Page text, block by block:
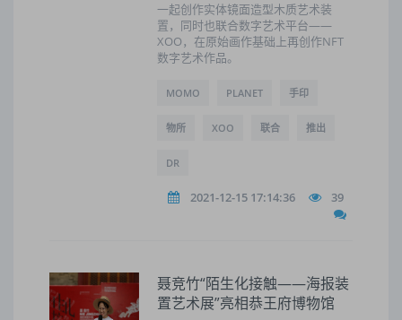
一起创作实体镜面造型木质艺术装
置，同时也联合数字艺术平台——
XOO，在原始画作基础上再创作NFT
数字艺术作品。
MOMO PLANET 手印
物所 XOO 联合 推出
DR
2021-12-15 17:14:36 39
聂竞竹“陌生化接触——海报装
置艺术展”亮相恭王府博物馆